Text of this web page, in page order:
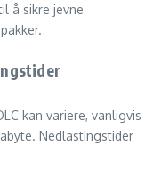
å sikre jevne
kan variere, vanligvis
Nedlastingstider